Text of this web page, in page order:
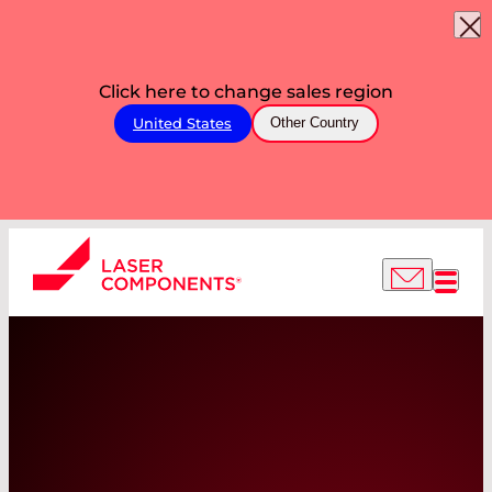
Click here to change sales region
United States Other Country